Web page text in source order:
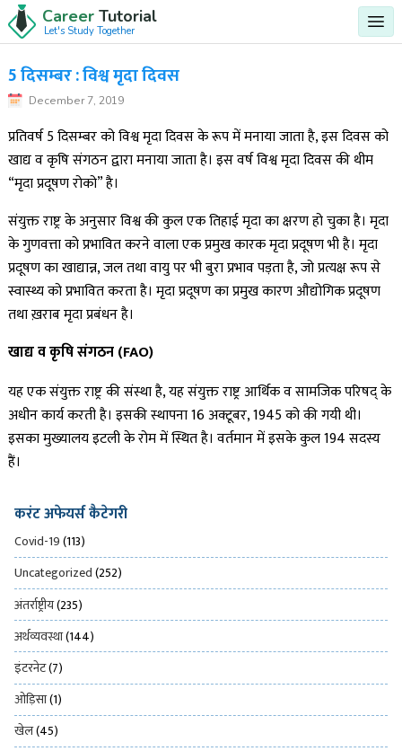
Career Tutorial
Let's Study Together
5 दिसम्बर : विश्व मृदा दिवस
December 7, 2019
प्रतिवर्ष 5 दिसम्बर को विश्व मृदा दिवस के रूप में मनाया जाता है, इस दिवस को
खाद्य व कृषि संगठन द्वारा मनाया जाता है। इस वर्ष विश्व मृदा दिवस की थीम
“मृदा प्रदूषण रोको” है।
संयुक्त राष्ट्र के अनुसार विश्व की कुल एक तिहाई मृदा का क्षरण हो चुका है। मृदा
के गुणवत्ता को प्रभावित करने वाला एक प्रमुख कारक मृदा प्रदूषण भी है। मृदा
प्रदूषण का खाद्यान्न, जल तथा वायु पर भी बुरा प्रभाव पड़ता है, जो प्रत्यक्ष रूप से
स्वास्थ्य को प्रभावित करता है। मृदा प्रदूषण का प्रमुख कारण औद्योगिक प्रदूषण
तथा ख़राब मृदा प्रबंधन है।
खाद्य व कृषि संगठन (FAO)
यह एक संयुक्त राष्ट्र की संस्था है, यह संयुक्त राष्ट्र आर्थिक व सामजिक परिषद् के
अधीन कार्य करती है। इसकी स्थापना 16 अक्टूबर, 1945 को की गयी थी।
इसका मुख्यालय इटली के रोम में स्थित है। वर्तमान में इसके कुल 194 सदस्य
हैं।
करंट अफेयर्स कैटेगरी
Covid-19(113)
Uncategorized(252)
अंतर्राष्ट्रीय(235)
अर्थव्यवस्था(144)
इंटरनेट(7)
ओड़िसा(1)
खेल(45)